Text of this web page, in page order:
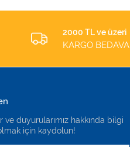
2000 TL ve üzeri
KARGO BEDAVA
ve duyurularımız hakkında bilgi
için kaydolun!